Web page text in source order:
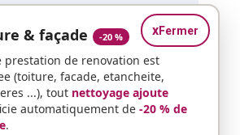
xFermer
& façade -20 %
prestation de renovation est
(toiture, facade, etancheite,
...), tout nettoyage ajoute
automatiquement de -20 % de
.